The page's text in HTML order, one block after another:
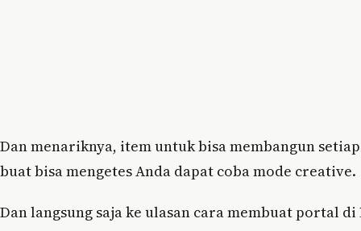
Dan menariknya, item untuk bisa membangun
buat bisa mengetes Anda dapat coba mode creative.
Dan langsung saja ke ulasan cara membuat portal